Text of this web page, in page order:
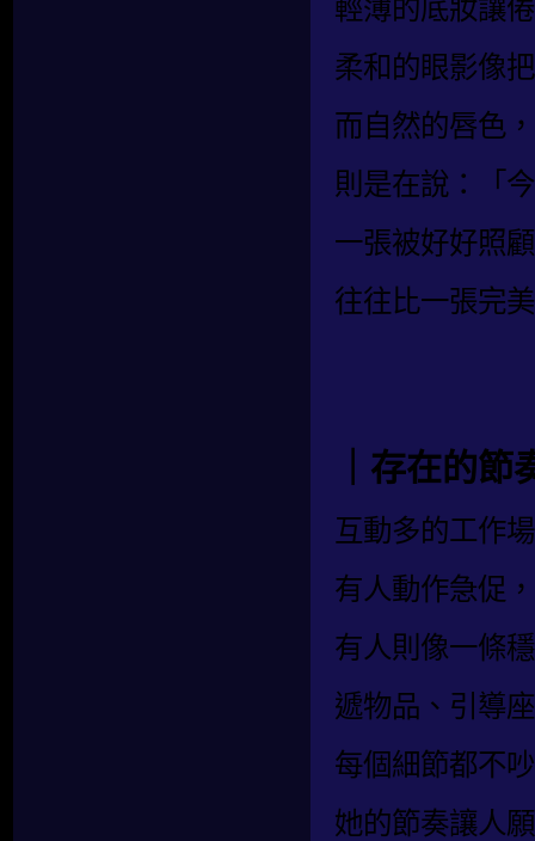
輕薄的底妝讓
柔和的眼影像
而自然的唇色，
則是在說：「
一張被好好照
往往比一張完
｜存在的
互動多的工作
有人動作急促
有人則像一條
遞物品、引導
每個細節都不
她的節奏讓人